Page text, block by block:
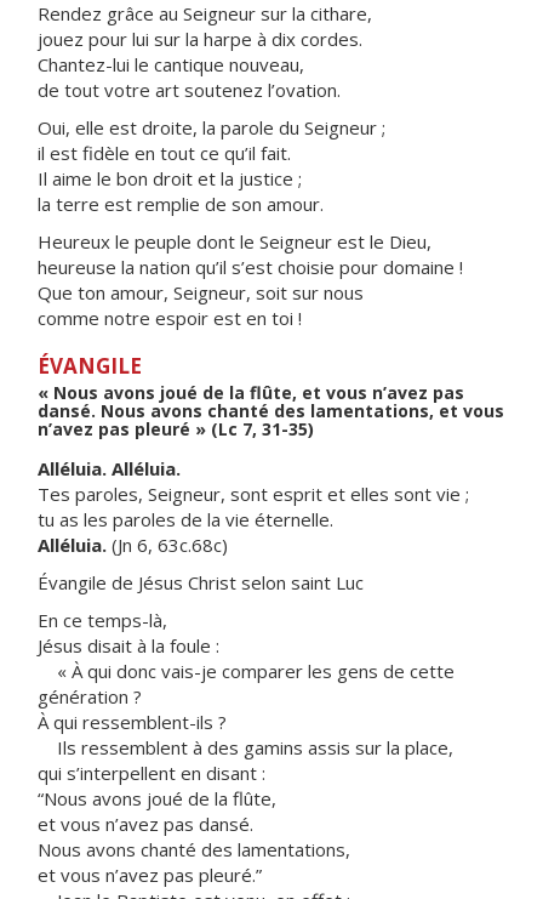
Rendez grâce au Seigneur sur la cithare,
jouez pour lui sur la harpe à dix cordes.
Chantez-lui le cantique nouveau,
de tout votre art soutenez l’ovation.
Oui, elle est droite, la parole du Seigneur ;
il est fidèle en tout ce qu’il fait.
Il aime le bon droit et la justice ;
la terre est remplie de son amour.
Heureux le peuple dont le Seigneur est le Dieu,
heureuse la nation qu’il s’est choisie pour domaine !
Que ton amour, Seigneur, soit sur nous
comme notre espoir est en toi !
ÉVANGILE
« Nous avons joué de la flûte, et vous n’avez pas
dansé. Nous avons chanté des lamentations, et vous
n’avez pas pleuré » (Lc 7, 31-35)
Alléluia. Alléluia.
Tes paroles, Seigneur, sont esprit et elles sont vie ;
tu as les paroles de la vie éternelle.
Alléluia. (Jn 6, 63c.68c)
Évangile de Jésus Christ selon saint Luc
En ce temps-là,
Jésus disait à la foule :
« À qui donc vais-je comparer les gens de cette
génération ?
À qui ressemblent-ils ?
Ils ressemblent à des gamins assis sur la place,
qui s’interpellent en disant :
“Nous avons joué de la flûte,
et vous n’avez pas dansé.
Nous avons chanté des lamentations,
et vous n’avez pas pleuré.”